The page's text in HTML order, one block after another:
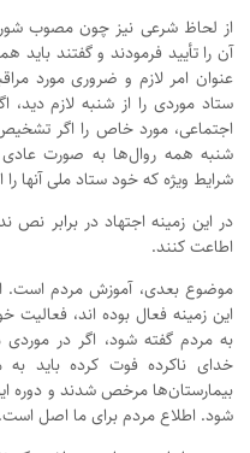
از لحاظ شرعی نیز چون مصوب
آن را تأیید فرمودند و گفتند باید
عنوان امر لازم و ضروری مورد
ستاد موردی را از شنبه لازم دید،
اجتماعی، مورد خاص را اگر تشخیص
شنبه همه روال‌ها به صورت
شرایط ویژه که خود ستاد ملی آنها را
در این زمینه اجتهاد در برابر
اطاعت کنند.
موضوع بعدی، آموزش مردم است.
این زمینه فعال بوده اند،
به مردم گفته شود، اگر در
خدای ناکرده فوت کرده باید
بیمارستان‌ها مرخص شدند و دوره
شود. اطلاع مردم برای ما اصل است.